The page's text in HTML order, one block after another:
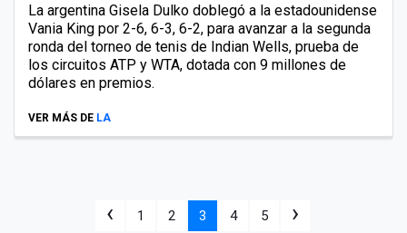
La argentina Gisela Dulko doblegó a la estadounidense
Vania King por 2-6, 6-3, 6-2, para avanzar a la segunda
ronda del torneo de tenis de Indian Wells, prueba de
los circuitos ATP y WTA, dotada con 9 millones de
dólares en premios.
VER MÁS DE LA
‹ 1 2 3 4 5 ›